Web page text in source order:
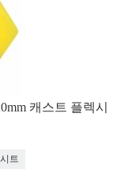
캐스트 플렉시
트